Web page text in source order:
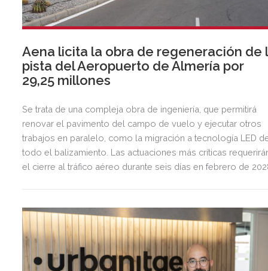
Aena licita la obra de regeneración de
pista del Aeropuerto de Almería por
29,25 millones
Se trata de una compleja obra de ingeniería, que permitirá
renovar el pavimento del campo de vuelo y ejecutar otros
trabajos en paralelo, como la migración a tecnología LED
todo el balizamiento. Las actuaciones más críticas
el cierre al tráfico aéreo durante seis días en febrero de